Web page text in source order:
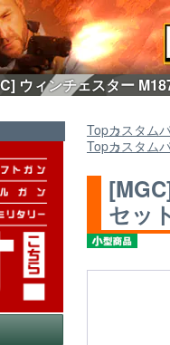
ウィンチェスター
Topカスタム
Topカスタム
セッ